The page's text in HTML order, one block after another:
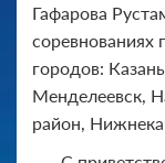
Гафарова
соревнованиях
городов:
Менделеевск,
район,